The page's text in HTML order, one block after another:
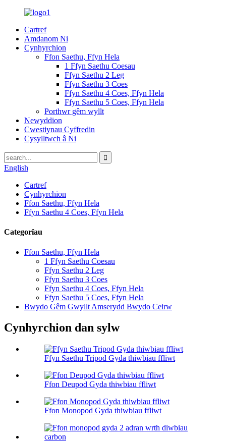
Cartref
Amdanom Ni
Cynhyrchion
Ffon Saethu, Ffyn Hela
1 Ffyn Saethu Coesau
Ffyn Saethu 2 Leg
Ffyn Saethu 3 Coes
Ffyn Saethu 4 Coes, Ffyn Hela
Ffyn Saethu 5 Coes, Ffyn Hela
Porthwr gêm wyllt
Newyddion
Cwestiynau Cyffredin
Cysylltwch â Ni
English
Cartref
Cynhyrchion
Ffon Saethu, Ffyn Hela
Ffyn Saethu 4 Coes, Ffyn Hela
Categorïau
Ffon Saethu, Ffyn Hela
1 Ffyn Saethu Coesau
Ffyn Saethu 2 Leg
Ffyn Saethu 3 Coes
Ffyn Saethu 4 Coes, Ffyn Hela
Ffyn Saethu 5 Coes, Ffyn Hela
Bwydo Gêm Gwyllt Amserydd Bwydo Ceirw
Cynhyrchion dan sylw
Ffyn Saethu Tripod Gyda thiwbiau ffliwt
Ffon Deupod Gyda thiwbiau ffliwt
Ffon Monopod Gyda thiwbiau ffliwt